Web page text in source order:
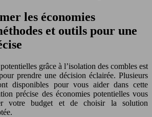
les économies
et outils pour une
grâce à l’isolation des combles est
prendre une décision éclairée. Plusieurs
disponibles pour vous aider dans cette
précise des économies potentielles vous
votre budget et de choisir la solution